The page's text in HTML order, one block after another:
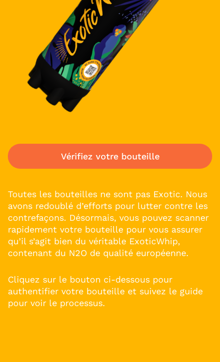
Toutes les bouteilles ne sont pas Exotic. Nous
avons redoublé d’efforts pour lutter contre les
contrefaçons. Désormais, vous pouvez scanner
rapidement votre bouteille pour vous assurer
qu’il s’agit bien du véritable ExoticWhip,
contenant du N2O de qualité européenne.
Cliquez sur le bouton ci-dessous pour
authentifier votre bouteille et suivez le guide
pour voir le processus.
Vérifiez votre bouteille